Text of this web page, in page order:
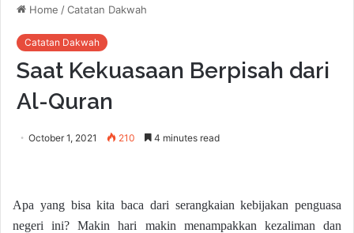
Home /Catatan Dakwah
Catatan Dakwah
Saat Kekuasaan Berpisah dari
Al-Quran
October 1, 2021 210 4 minutes read
Apa yang bisa kita baca dari serangkaian kebijakan penguasa
negeri ini? Makin hari makin menampakkan kezaliman dan